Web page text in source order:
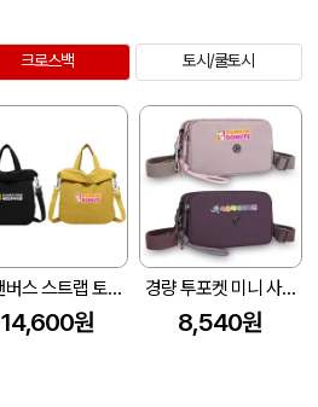
크로스백 토시/쿨토시
빅 캔버스 스트랩 토트백 숄더백 크로스백 Z773
14,600원
경량 투포켓 미니 사각 숄더백 크로스백 Z776
8,540원